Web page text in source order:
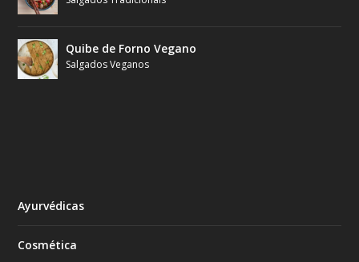
Quibe de Forno Vegano
Salgados Veganos
Ayurvédicas
Cosmética